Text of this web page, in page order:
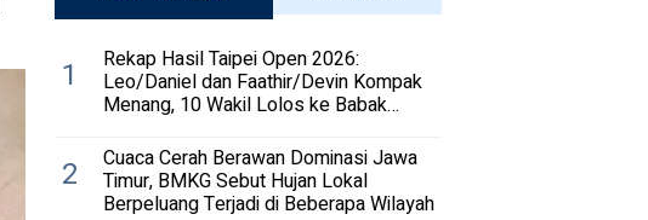
1 Rekap Hasil Taipei Open 2026:
Leo/Daniel dan Faathir/Devin Kompak
Menang, 10 Wakil Lolos ke Babak
2 Cuaca Cerah Berawan Dominasi Jawa
Timur, BMKG Sebut Hujan Lokal
Berpeluang Terjadi di Beberapa Wilayah